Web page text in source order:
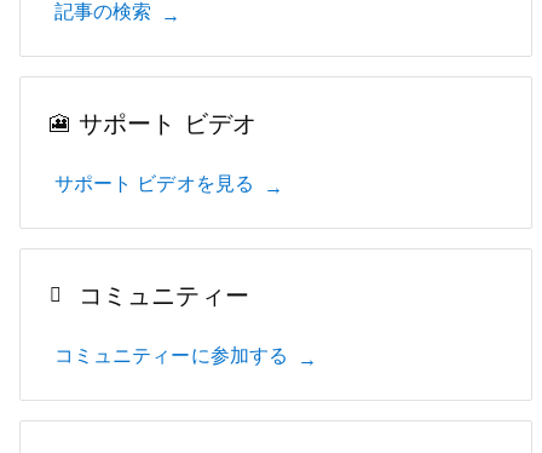
記事の検索
サポート ビデオ
サポート ビデオを見る
コミュニティー
コミュニティーに参加する